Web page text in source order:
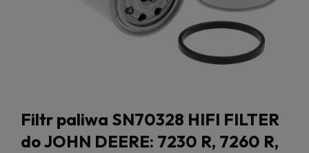
Filtr paliwa SN70328 HIFI FILTER
do JOHN DEERE: 7230 R, 7260 R,